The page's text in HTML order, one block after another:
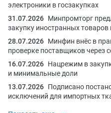
электроники в госзакупках
31.07.2026 Минпромторг
закупку иностранных
28.07.2026 Минфин внёс в
проверке поставщиков через
16.07.2026 Нацрежим в
и минимальные доли
13.07.2026 Подписано
исключений для импортных